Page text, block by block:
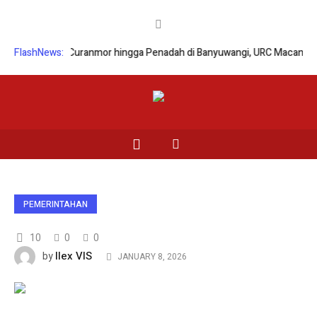
FlashNews:
Curanmor hingga Penadah di Banyuwangi, URC Macan
PEMERINTAHAN
10 0
0
byIlex VIS JANUARY 8, 2026